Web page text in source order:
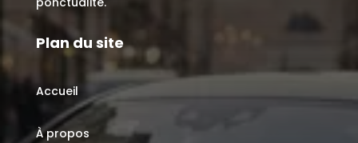
Plan du site
Accueil
À propos